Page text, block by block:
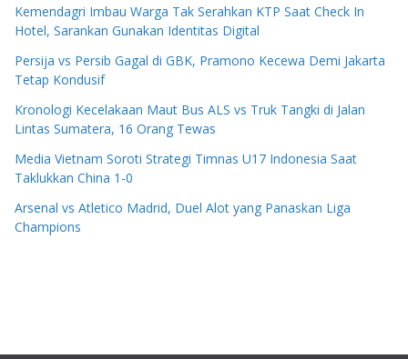
Kemendagri Imbau Warga Tak Serahkan KTP Saat Check In
Hotel, Sarankan Gunakan Identitas Digital
Persija vs Persib Gagal di GBK, Pramono Kecewa Demi Jakarta
Tetap Kondusif
Kronologi Kecelakaan Maut Bus ALS vs Truk Tangki di Jalan
Lintas Sumatera, 16 Orang Tewas
Media Vietnam Soroti Strategi Timnas U17 Indonesia Saat
Taklukkan China 1-0
Arsenal vs Atletico Madrid, Duel Alot yang Panaskan Liga
Champions